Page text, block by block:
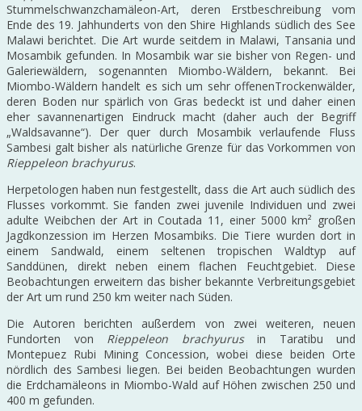
Stummelschwanzchamäleon-Art, deren Erstbeschreibung vom
Ende des 19. Jahhunderts von den Shire Highlands südlich des See
Malawi berichtet. Die Art wurde seitdem in Malawi, Tansania und
Mosambik gefunden. In Mosambik war sie bisher von Regen- und
Galeriewäldern, sogenannten Miombo-Wäldern, bekannt. Bei
Miombo-Wäldern handelt es sich um sehr offenenTrockenwälder,
deren Boden nur spärlich von Gras bedeckt ist und daher einen
eher savannenartigen Eindruck macht (daher auch der Begriff
„Waldsavanne“). Der quer durch Mosambik verlaufende Fluss
Sambesi galt bisher als natürliche Grenze für das Vorkommen von
Rieppeleon brachyurus.
Herpetologen haben nun festgestellt, dass die Art auch südlich des
Flusses vorkommt. Sie fanden zwei juvenile Individuen und zwei
adulte Weibchen der Art in Coutada 11, einer 5000 km² großen
Jagdkonzession im Herzen Mosambiks. Die Tiere wurden dort in
einem Sandwald, einem seltenen tropischen Waldtyp auf
Sanddünen, direkt neben einem flachen Feuchtgebiet. Diese
Beobachtungen erweitern das bisher bekannte Verbreitungsgebiet
der Art um rund 250 km weiter nach Süden.
Die Autoren berichten außerdem von zwei weiteren, neuen
Fundorten von Rieppeleon brachyurusin Taratibu und
Montepuez Rubi Mining Concession, wobei diese beiden Orte
nördlich des Sambesi liegen. Bei beiden Beobachtungen wurden
die Erdchamäleons in Miombo-Wald auf Höhen zwischen 250 und
400 m gefunden.